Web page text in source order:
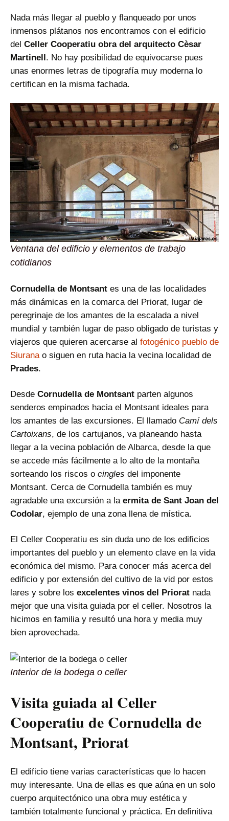
Nada más llegar al pueblo y flanqueado por unos
inmensos plátanos nos encontramos con el edificio
del Celler Cooperatiu obra del arquitecto Cèsar
Martinell. No hay posibilidad de equivocarse pues
unas enormes letras de tipografía muy moderna lo
certifican en la misma fachada.
Ventana del edificio y elementos de trabajo
cotidianos
Cornudella de Montsant es una de las localidades
más dinámicas en la comarca del Priorat, lugar de
peregrinaje de los amantes de la escalada a nivel
mundial y también lugar de paso obligado de turistas y
viajeros que quieren acercarse al fotogénico pueblo de
Siuranao siguen en ruta hacia la vecina localidad de
Prades.
Desde Cornudella de Montsant parten algunos
senderos empinados hacia el Montsant ideales para
los amantes de las excursiones. El llamado Camí dels
Cartoixans, de los cartujanos, va planeando hasta
llegar a la vecina población de Albarca, desde la que
se accede más fácilmente a lo alto de la montaña
sorteando los riscos o cingles del imponente
Montsant. Cerca de Cornudella también es muy
agradable una excursión a la ermita de Sant Joan del
Codolar, ejemplo de una zona llena de mística.
El Celler Cooperatiu es sin duda uno de los edificios
importantes del pueblo y un elemento clave en la vida
económica del mismo. Para conocer más acerca del
edificio y por extensión del cultivo de la vid por estos
lares y sobre los excelentes vinos del Priorat nada
mejor que una visita guiada por el celler. Nosotros la
hicimos en familia y resultó una hora y media muy
bien aprovechada.
Interior de la bodega o celler
Visita guiada al Celler
Cooperatiu de Cornudella de
Montsant, Priorat
El edificio tiene varias características que lo hacen
muy interesante. Una de ellas es que aúna en un solo
cuerpo arquitectónico una obra muy estética y
también totalmente funcional y práctica. En definitiva